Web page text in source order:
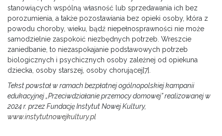
stanowiących wspólną własność lub sprzedawania ich bez
porozumienia, a także pozostawiania bez opieki osoby, która z
powodu choroby, wieku, bądź niepełnosprawności nie może
samodzielnie zaspokoić niezbędnych potrzeb. Wreszcie
zaniedbanie, to niezaspokajanie podstawowych potrzeb
biologicznych i psychicznych osoby zależnej od opiekuna
dziecka, osoby starszej, osoby chorującej[7].
Tekst powstał w ramach bezpłatnej ogólnopolskiej kampanii
edukacyjnej „Przeciwdziałanie przemocy domowej” realizowanej w
2024 r. przez Fundację Instytut Nowej Kultury,
www.instytutnowejkultury.pl